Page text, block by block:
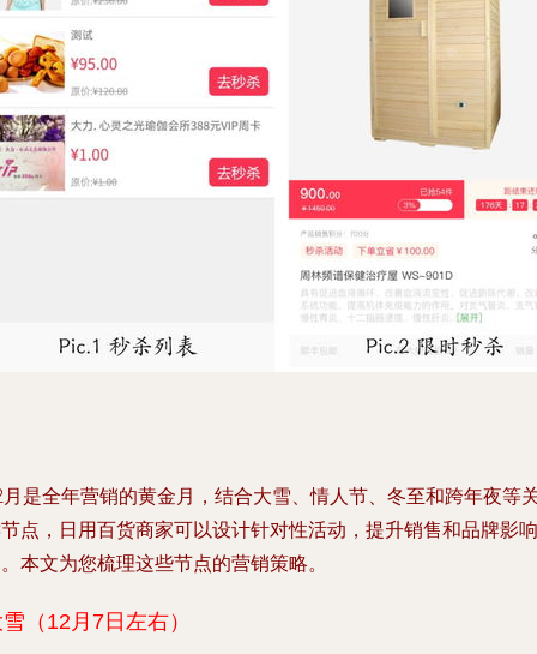
是全年营销的黄金月，结合大雪、情人节、冬至和跨年夜等
点，日用百货商家可以设计针对性活动，提升销售和品牌影响
本文为您梳理这些节点的营销策略。
（12月7日左右）